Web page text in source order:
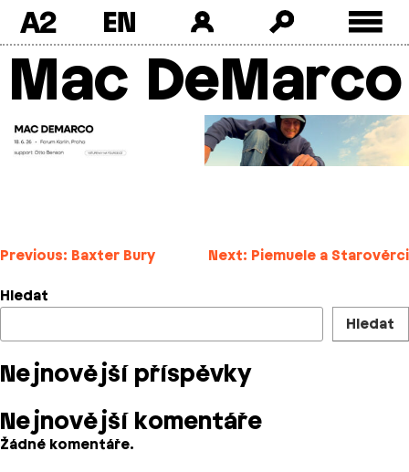
Skip
content
A2
Mac DeMarco
Navigace
pro
příspěvek
Previous: Baxter Bury Next: Piemuele a Starověrci
Hledat
Hledat
Nejnovější příspěvky
Nejnovější komentáře
Žádné komentáře.